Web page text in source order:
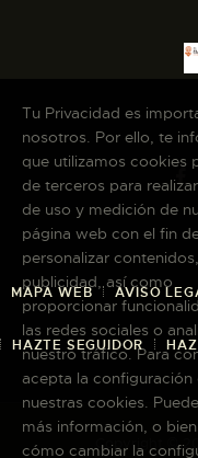
MAPA WEB AVISO
HAZTE SEGUIDOR
Copyright ©
Tu Privacidad es
nosotros. Por ello, te
que utilizamos cookies
de terceros para
de uso y medición de
página web con el fin
personalizar contenidos,
publicidad, así como
proporcionar
las redes sociales o
nuestro tráfico. Para
acepta la configuración
nuestras cookies.
más información, o
cómo cambiar la